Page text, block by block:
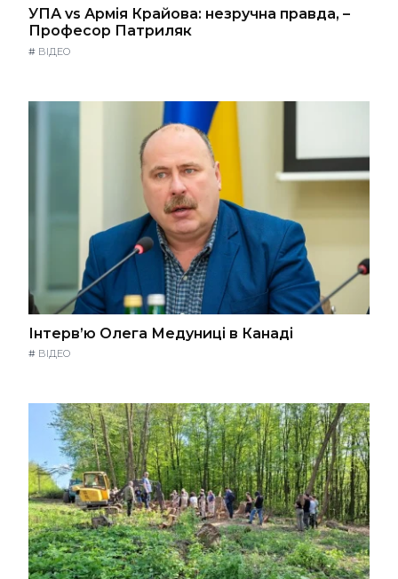
УПА vs Армія Крайова: незручна правда, –
Професор Патриляк
# ВІДЕО
Інтерв’ю Олега Медуниці в Канаді
# ВІДЕО